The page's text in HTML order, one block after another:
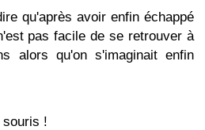
qu'après avoir enfin échappé
pas facile de se retrouver à
alors qu'on s'imaginait enfin
souris !